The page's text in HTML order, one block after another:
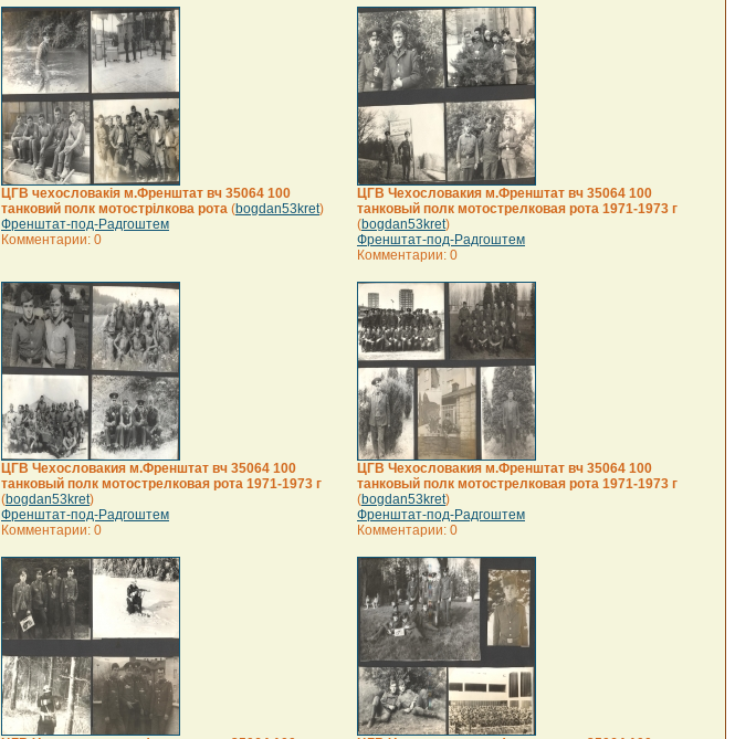
ЦГВ чехословакія м.Френштат вч 35064 100
танковий полк мотострілкова рота (bogdan53kret)
Френштат-под-Радгоштем
Комментарии: 0
ЦГВ Чехословакия м.Френштат вч 35064 100
танковый полк мотострелковая рота 1971-1973 г
(bogdan53kret)
Френштат-под-Радгоштем
Комментарии: 0
ЦГВ Чехословакия м.Френштат вч 35064 100
танковый полк мотострелковая рота 1971-1973 г
(bogdan53kret)
Френштат-под-Радгоштем
Комментарии: 0
ЦГВ Чехословакия м.Френштат вч 35064 100
танковый полк мотострелковая рота 1971-1973 г
(bogdan53kret)
Френштат-под-Радгоштем
Комментарии: 0